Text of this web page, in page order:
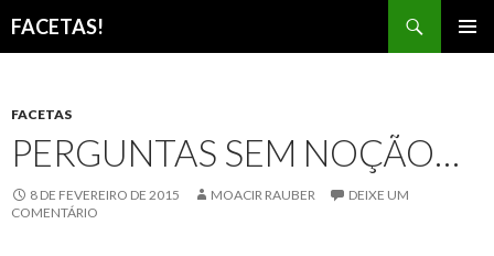
FACETAS!
CONTEÚDO
FACETAS
PERGUNTAS SEM NOÇÃO…
8 DE FEVEREIRO DE 2015 MOACIR RAUBER
DEIXE UM
COMENTÁRIO